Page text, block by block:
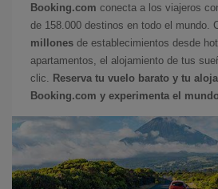
Booking.com conecta a los viajeros
de 158.000 destinos en todo el mundo.
millones de establecimientos desde
apartamentos, el alojamiento de tus
clic.
Reserva tu vuelo barato y tu
Booking.com y experimenta el